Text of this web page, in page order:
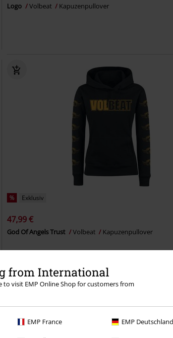
from International
to visit EMP Online Shop for customers from
EMP France EMP Deutschland
Logo Volbeat Kapuzenpullover
% Exklusiv
47,99 €
God Of Angels Trust Volbeat Kapuzenpullover